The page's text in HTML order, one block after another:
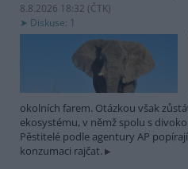
8.8.2026 18:32 (ČTK)
Diskuse: 1
okolních farem. Otázkou však
ekosystému, v němž spolu s
Pěstitelé podle agentury AP
konzumaci rajčat.